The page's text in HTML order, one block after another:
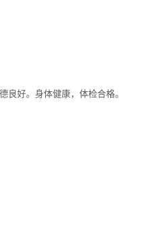
好。身体健康，体检合格。